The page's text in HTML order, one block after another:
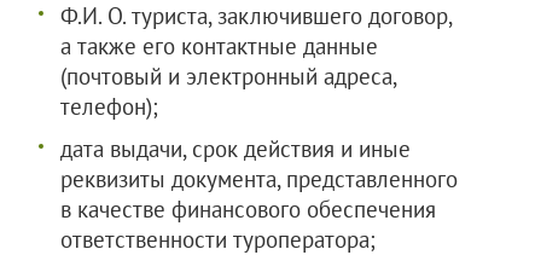
Ф.И. О. туриста, заключившего договор,
а также его контактные данные
(почтовый и электронный адреса,
телефон);
дата выдачи, срок действия и иные
реквизиты документа, представленного
в качестве финансового обеспечения
ответственности туроператора;